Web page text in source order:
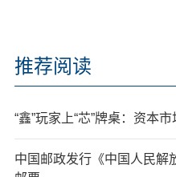
推荐阅读
“鑫”玩家上“芯”牌桌：资本
中国邮政发行《中国人民解